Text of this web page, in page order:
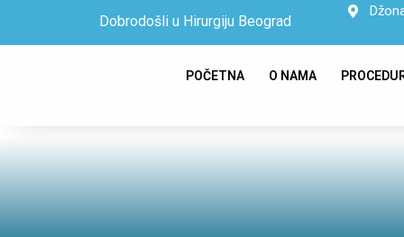
Dobrodošli u Hirurgiju Beograd
POČETNA O NAMA